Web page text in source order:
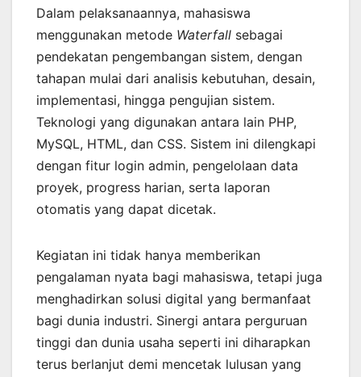
Dalam pelaksanaannya, mahasiswa
menggunakan metode Waterfall sebagai
pendekatan pengembangan sistem, dengan
tahapan mulai dari analisis kebutuhan, desain,
implementasi, hingga pengujian sistem.
Teknologi yang digunakan antara lain PHP,
MySQL, HTML, dan CSS. Sistem ini dilengkapi
dengan fitur login admin, pengelolaan data
proyek, progress harian, serta laporan
otomatis yang dapat dicetak.
Kegiatan ini tidak hanya memberikan
pengalaman nyata bagi mahasiswa, tetapi juga
menghadirkan solusi digital yang bermanfaat
bagi dunia industri. Sinergi antara perguruan
tinggi dan dunia usaha seperti ini diharapkan
terus berlanjut demi mencetak lulusan yang